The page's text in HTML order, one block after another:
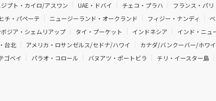
プト・カイロ/アスワン UAE・ドバイ チェコ・プラハ
フランス・パリ
チ・パペーテ ニュージーランド・オークランド フィジー・ナンディ
ジア・シェムリアップ タイ・プーケット インドネシア
インド・ニュ
台北 アメリカ・ロサンゼルス/セドナ/ハワイ
カナダ/バンクーバー/ホワ
ゴベイ パラオ・コロール バヌアツ・ポートビラ チリ・イースター島